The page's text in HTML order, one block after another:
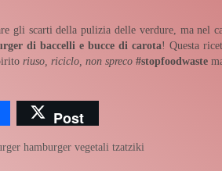
gli scarti della pulizia delle verdure, ma nel
di baccelli e bucce di carota! Questa
riuso, riciclo, non spreco #stopfoodwaste
Post
hamburger vegetali tzatziki